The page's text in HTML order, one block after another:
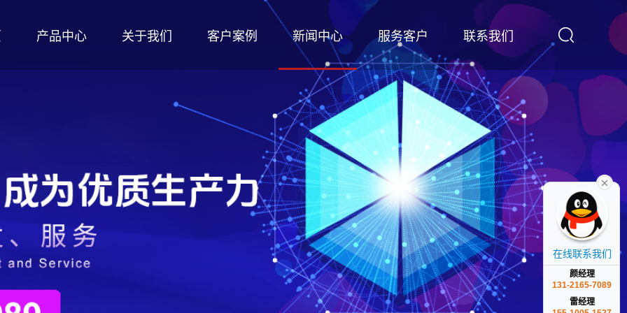
产品中心 关于我们 客户案例 新闻中心 服务客户 联系我们
在线联系我们
颜经理
131-2165-7089
雷经理